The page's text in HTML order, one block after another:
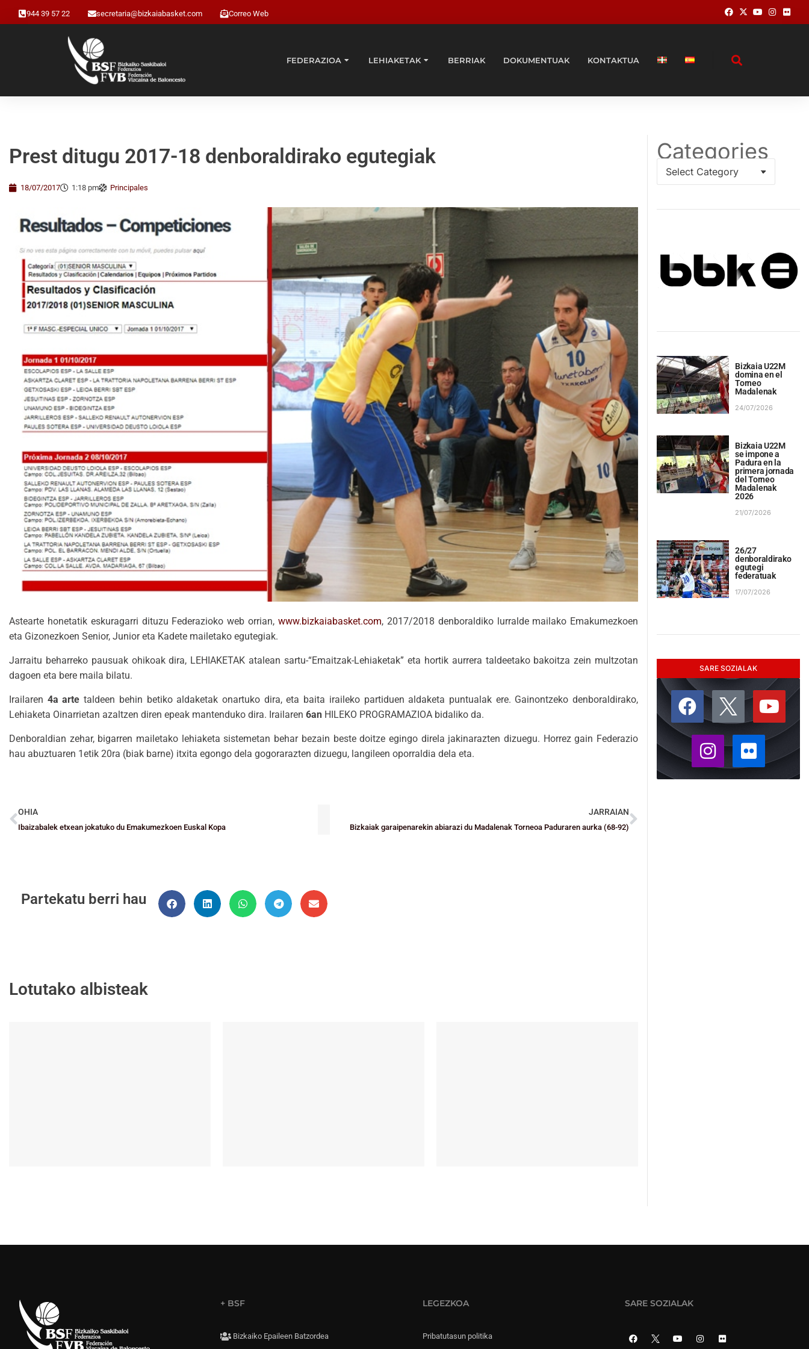
944 39 57 22 secretaria@bizkaiabasket.com Correo Web
FEDERAZIOA LEHIAKETAK BERRIAK DOKUMENTUAK KONTAKTUA
Prest ditugu 2017-18 denboraldirako egutegiak
18/07/2017 1:18 pm Principales
Astearte honetatik eskuragarri dituzu Federazioko web orrian, www.bizkaiabasket.com, 2017/2018 denboraldiko lurralde mailako Emakumezkoen
eta Gizonezkoen Senior, Junior eta Kadete mailetako egutegiak.
Jarraitu beharreko pausuak ohikoak dira, LEHIAKETAK atalean sartu-“Emaitzak-Lehiaketak” eta hortik aurrera taldeetako bakoitza zein multzotan
dagoen eta bere maila bilatu.
Irailaren 4a arte taldeen behin betiko aldaketak onartuko dira, eta baita iraileko partiduen aldaketa puntualak ere. Gainontzeko denboraldirako,
Lehiaketa Oinarrietan azaltzen diren epeak mantenduko dira. Irailaren 6an HILEKO PROGRAMAZIOA bidaliko da.
Denboraldian zehar, bigarren mailetako lehiaketa sistemetan behar bezain beste doitze egingo direla jakinarazten dizuegu. Horrez gain Federazio
hau abuztuaren 1etik 20ra (biak barne) itxita egongo dela gogorarazten dizuegu, langileen oporraldia dela eta.
OHIA
Ibaizabalek etxean jokatuko du Emakumezkoen Euskal Kopa
JARRAIAN
Bizkaiak garaipenarekin abiarazi du Madalenak Torneoa Paduraren aurka (68-92)
Partekatu berri hau
Lotutako albisteak
Categories
Bizkaia U22M
domina en el
Torneo
Madalenak
24/07/2026
Bizkaia U22M
se impone a
Padura en la
primera jornada
del Torneo
Madalenak
2026
21/07/2026
26/27
denboraldirako
egutegi
federatuak
17/07/2026
SARE SOZIALAK
+ BSF
Bizkaiko Epaileen Batzordea
LEGEZKOA
Pribatutasun politika
SARE SOZIALAK